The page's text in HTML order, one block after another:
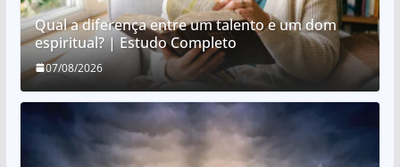
Qual a diferença entre um talento e um dom
espiritual? | Estudo Completo
07/08/2026